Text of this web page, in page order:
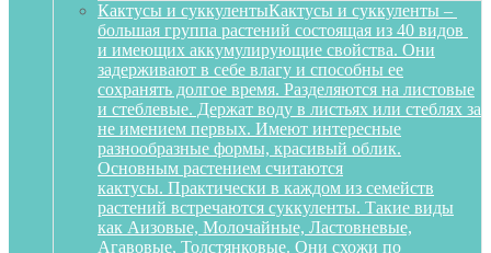
Кактусы и суккулентыКактусы и суккуленты –
большая группа растений состоящая из 40 видов
и имеющих аккумулирующие свойства. Они
задерживают в себе влагу и способны ее
сохранять долгое время. Разделяются на листовые
и стеблевые. Держат воду в листьях или стеблях за
не имением первых. Имеют интересные
разнообразные формы, красивый облик.
Основным растением считаются
кактусы. Практически в каждом из семейств
растений встречаются суккуленты. Такие виды
как Аизовые, Молочайные, Ластовневые,
Агавовые, Толстянковые. Они схожи по